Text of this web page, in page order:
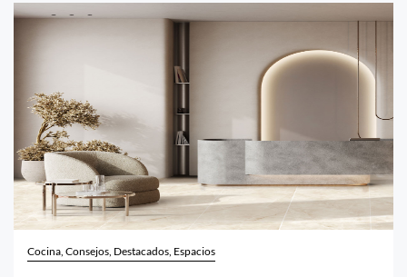
Cocina, Consejos, Destacados, Espacios